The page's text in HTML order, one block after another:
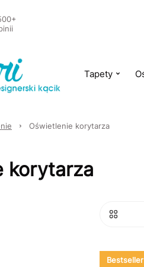
Tapety
Oświetlenie korytarza
korytarza
Bestseller